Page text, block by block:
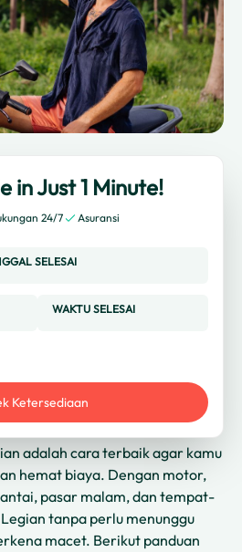
in Just 1 Minute!
24/7 Asuransi
SELESAI
WAKTU SELESAI
Ketersediaan
adalah cara terbaik agar kamu
hemat biaya. Dengan motor,
pasar malam, dan tempat-
tanpa perlu menunggu
macet. Berikut panduan